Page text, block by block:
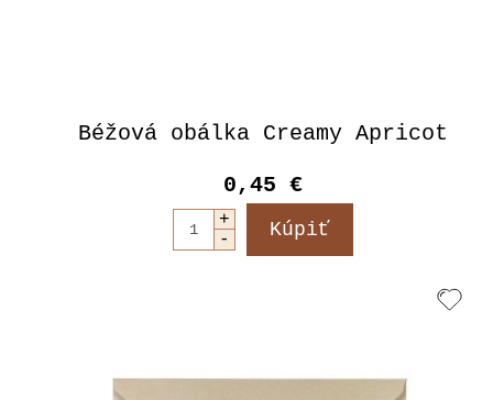
Béžová obálka Creamy Apricot
0,45 €